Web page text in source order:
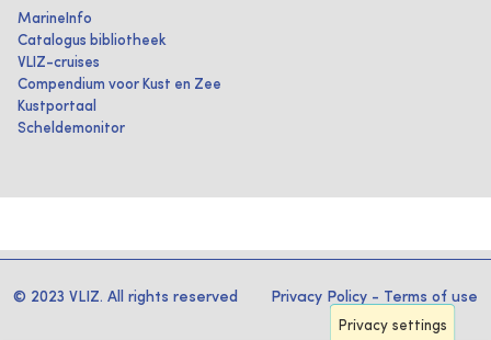
MarineInfo
Catalogus bibliotheek
VLIZ-cruises
Compendium voor Kust en Zee
Kustportaal
Scheldemonitor
© 2023 VLIZ. All rights reserved Privacy Policy - Terms of use
Privacy settings